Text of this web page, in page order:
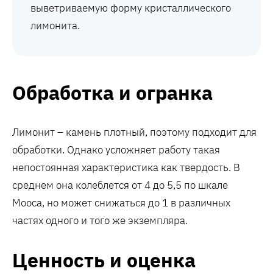
выветриваемую форму кристаллического
лимонита.
Обработка и огранка
Лимонит – камень плотный, поэтому подходит для
обработки. Однако усложняет работу такая
непостоянная характеристика как твердость. В
среднем она колеблется от 4 до 5,5 по шкале
Мооса, но может снижаться до 1 в различных
частях одного и того же экземпляра.
Ценность и оценка